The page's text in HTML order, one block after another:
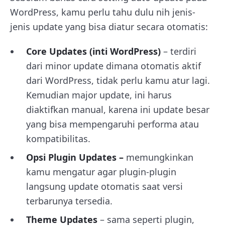
WordPress, kamu perlu tahu dulu nih jenis-
jenis update yang bisa diatur secara otomatis:
Core Updates (inti WordPress) – terdiri
dari minor update dimana otomatis aktif
dari WordPress, tidak perlu kamu atur lagi.
Kemudian major update, ini harus
diaktifkan manual, karena ini update besar
yang bisa mempengaruhi performa atau
kompatibilitas.
Opsi Plugin Updates – memungkinkan
kamu mengatur agar plugin-plugin
langsung update otomatis saat versi
terbarunya tersedia.
Theme Updates – sama seperti plugin,